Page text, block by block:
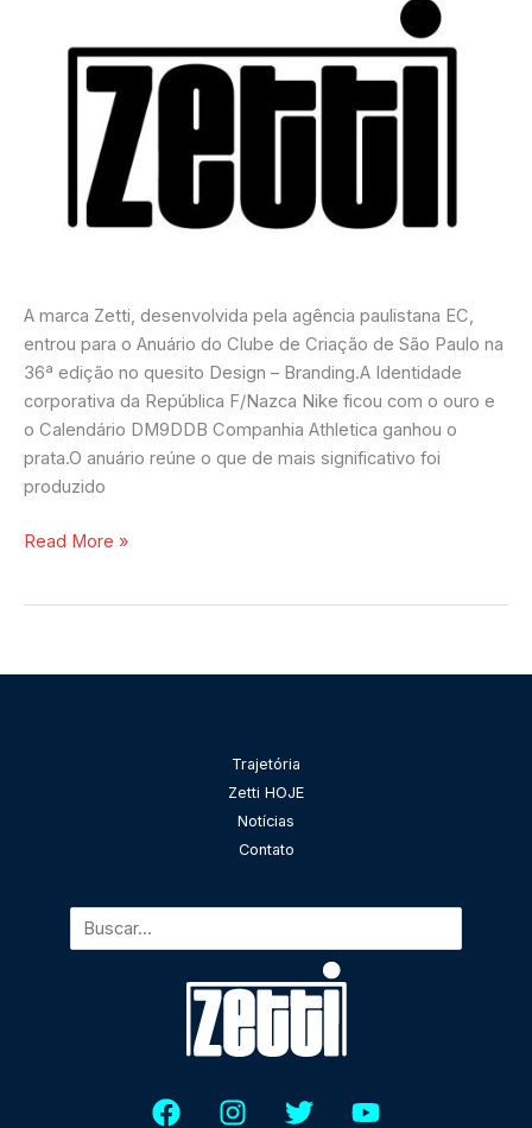
A marca Zetti, desenvolvida pela agência paulistana EC,
entrou para o Anuário do Clube de Criação de São Paulo na
36ª edição no quesito Design – Branding.A Identidade
corporativa da República F/Nazca Nike ficou com o ouro e
o Calendário DM9DDB Companhia Athletica ganhou o
prata.O anuário reúne o que de mais significativo foi
produzido
Read More »
Trajetória
Zetti HOJE
Notícias
Contato
Pesquisar